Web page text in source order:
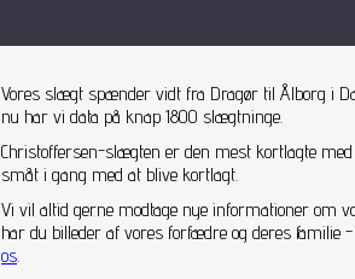
Vores slægt spænder vidt fra Dragør til Ålborg i
nu har vi data på knap 1800 slægtninge.
Christoffersen-slægten er den mest kortlagte
småt i gang med at blive kortlagt.
Vi vil altid gerne modtage nye informationer om
har du billeder af vores forfædre og deres
os.